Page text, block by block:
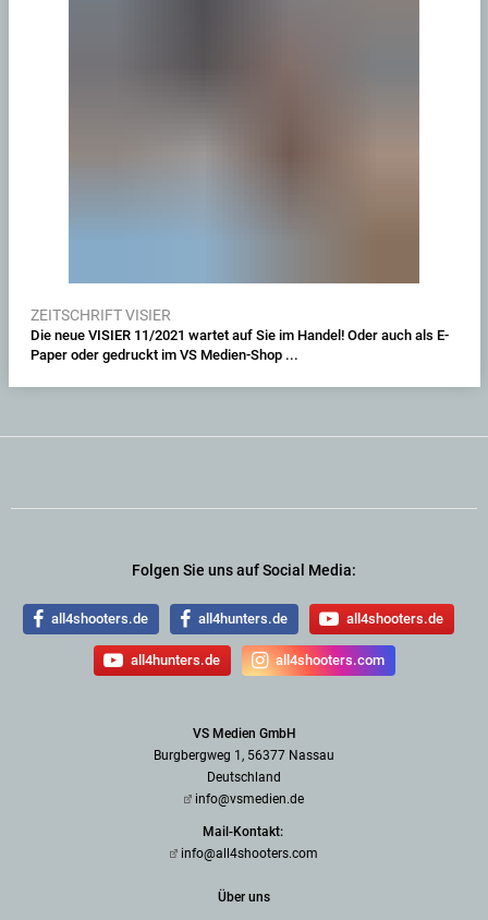
ZEITSCHRIFT VISIER
Die neue VISIER 11/2021 wartet auf Sie im Handel! Oder auch als E-
Paper oder gedruckt im VS Medien-Shop ...
Folgen Sie uns auf Social Media:
all4shooters.de all4hunters.de all4shooters.de
all4hunters.de all4shooters.com
VS Medien GmbH
Burgbergweg 1, 56377 Nassau
Deutschland
info@vsmedien.de
Mail-Kontakt:
info@all4shooters.com
Über uns